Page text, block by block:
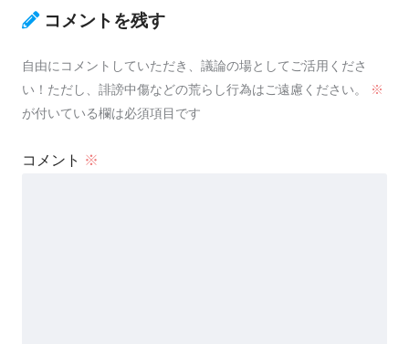
コメントを残す
自由にコメントしていただき、議論の場としてご活用くださ
い！ただし、誹謗中傷などの荒らし行為はご遠慮ください。
※
が付いている欄は必須項目です
コメント ※